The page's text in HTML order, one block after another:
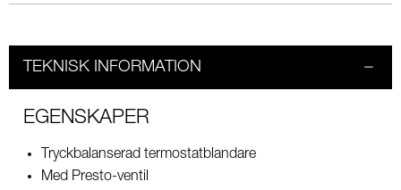
TEKNISK INFORMATION
EGENSKAPER
Tryckbalanserad termostatblandare
Med Presto-ventil